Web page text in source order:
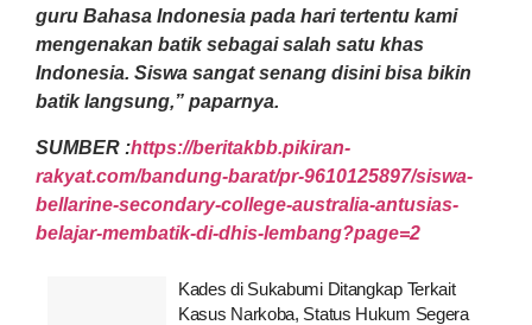
guru Bahasa Indonesia pada hari tertentu kami
mengenakan batik sebagai salah satu khas
Indonesia. Siswa sangat senang disini bisa bikin
batik langsung,” paparnya.
SUMBER :https://beritakbb.pikiran-
rakyat.com/bandung-barat/pr-9610125897/siswa-
bellarine-secondary-college-australia-antusias-
belajar-membatik-di-dhis-lembang?page=2
Kades di Sukabumi Ditangkap Terkait
Kasus Narkoba, Status Hukum Segera